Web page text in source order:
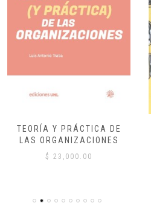
TEORÍA Y PRÁCTICA DE
LAS ORGANIZACIONES
$ 23,000.00